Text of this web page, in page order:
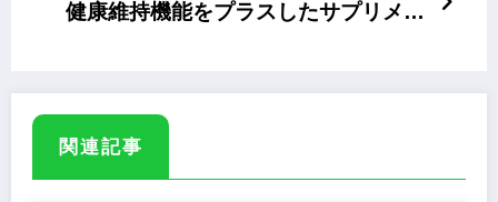
健康維持機能をプラスしたサプリメン
関連記事